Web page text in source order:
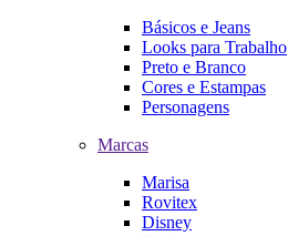
Básicos e Jeans
Looks para Trabalho
Preto e Branco
Cores e Estampas
Personagens
Marcas
Marisa
Rovitex
Disney